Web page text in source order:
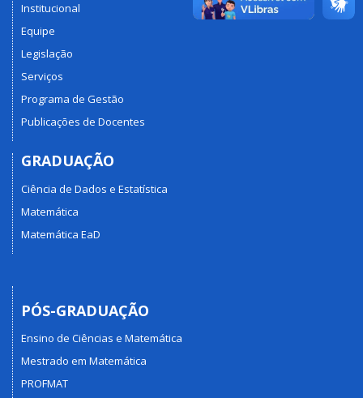
Institucional
Equipe
Legislação
Serviços
Programa de Gestão
Publicações de Docentes
GRADUAÇÃO
Ciência de Dados e Estatística
Matemática
Matemática EaD
PÓS-GRADUAÇÃO
Ensino de Ciências e Matemática
Mestrado em Matemática
PROFMAT